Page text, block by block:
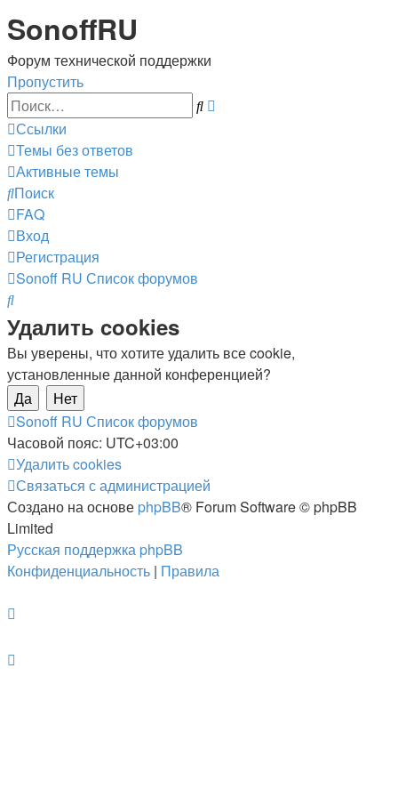
SonoffRU
Форум технической поддержки
Пропустить
Поиск
Ссылки
Темы без ответов
Активные темы
Поиск
FAQ
Вход
Регистрация
Sonoff RU Список форумов
Поиск
Удалить cookies
Вы уверены, что хотите удалить все cookie,
установленные данной конференцией?
Sonoff RU Список форумов
Часовой пояс: UTC+03:00
Удалить cookies
Связаться с администрацией
Создано на основе phpBB® Forum Software © phpBB
Limited
Русская поддержка phpBB
Конфиденциальность | Правила